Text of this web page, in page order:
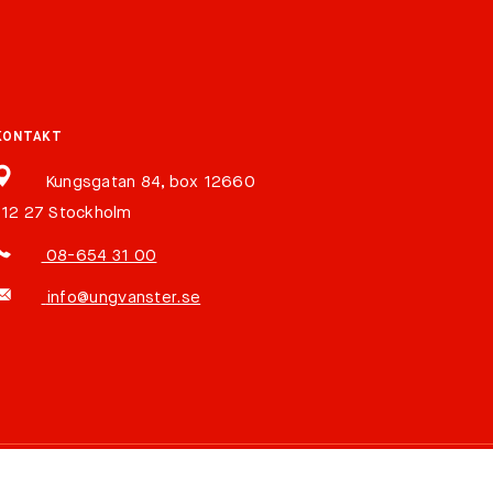
Kungsgatan 84, box 12660
27 Stockholm
08-654 31 00
info@ungvanster.se